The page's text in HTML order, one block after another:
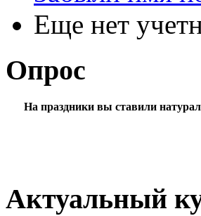
Еще нет
Опрос
На праздники вы ставили
Актуальный